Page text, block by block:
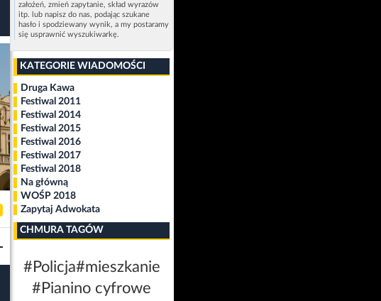
założeń, zmień zapytanie, skład wyrazów
itp. lub napisz do nas, podając szukane
hasło i spodziewany wynik, a my postaramy
się usprawnić wyszukiwarkę.
KATEGORIE WIADOMOŚCI
Druga Kawa
Festiwal 2011
Festiwal 2014
Festiwal 2015
Festiwal 2016
Festiwal 2017
Festiwal 2018
Na główną
WOŚP 2018
Zapytaj Adwokata
CHMURA TAGÓW
#Policja#mieszkanie
#Pianino cyfrowe